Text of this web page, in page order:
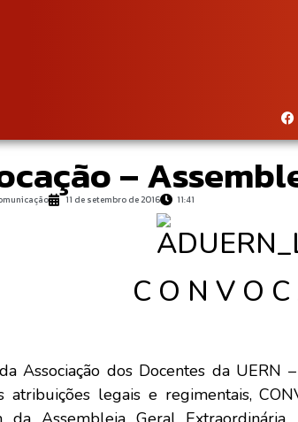
–
11 de setembro de 2016 11:41
C O N V O
Associação dos Docentes da UERN
atribuições legais e regimentais,